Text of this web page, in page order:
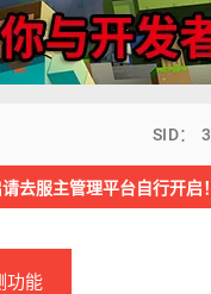
SID：
去服主管理平台自行开启
功能